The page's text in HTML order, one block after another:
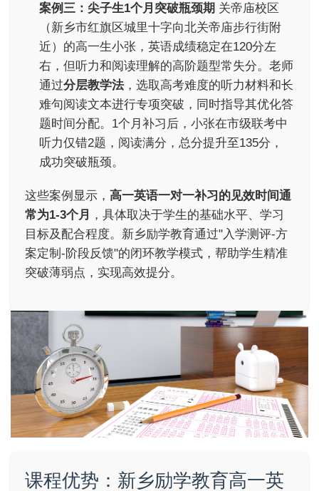
案例三：尖子生1个月突破瓶颈期 关帝庙校区
（新乡市红旗区城里十字向北关帝庙步行街附
近）的高一生小张，英语成绩稳定在120分左
右，但听力和阅读理解的高阶题型常失分。老师
通过分层教学法 ，选取高考难度的听力材料和长
难句阅读文本进行专项突破，同时指导其优化答
题时间分配。1个月补习后，小张在市级联考中
听力仅错2题，阅读满分，总分提升至135分，
成功突破瓶颈。
这些案例显示， 高一英语一对一补习的见效时间通
常为1-3个月
，具体取决于学生的基础水平、学习
目标及配合程度。新乡励学教育通过"入学测评-方
案定制-阶段反馈"的闭环教学模式，帮助学生精准
突破薄弱点，实现高效提分。
课程优势：新乡励学教育高一英